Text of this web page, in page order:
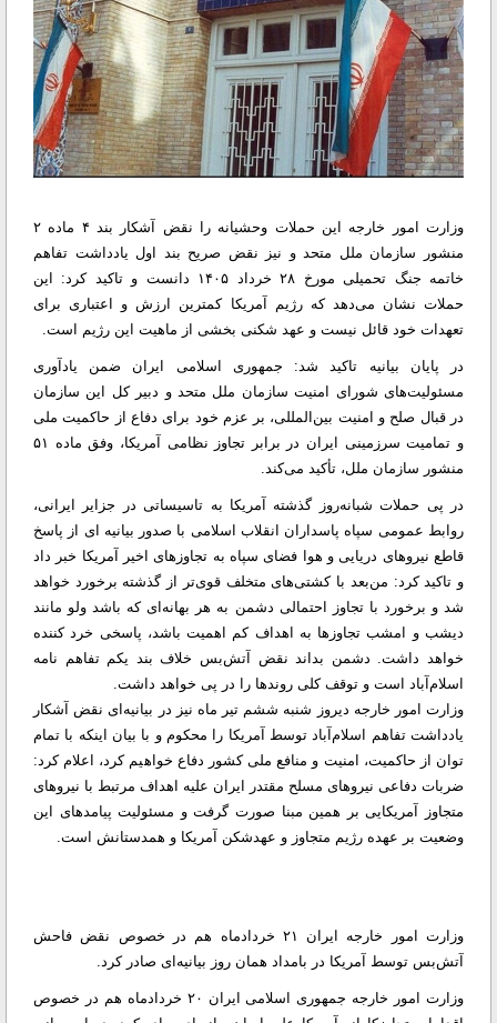
وزارت امور خارجه این حملات وحشیانه را نقض آشکار بند ۴ ماده ۲
منشور سازمان ملل متحد و نیز نقض صریح بند اول یادداشت تفاهم
خاتمه جنگ تحمیلی مورخ ۲۸ خرداد ۱۴۰۵ دانست و تاکید کرد: این
حملات نشان می‌دهد که رژیم آمریکا کمترین ارزش و اعتباری برای
تعهدات خود قائل نیست و عهد شکنی بخشی از ماهیت این رژیم است.
در پایان بیانیه تاکید شد: جمهوری اسلامی ایران ضمن یادآوری
مسئولیت‌های شورای امنیت سازمان ملل متحد و دبیر کل این سازمان
در قبال صلح و امنیت بین‌المللی، بر عزم خود برای دفاع از حاکمیت ملی
و تمامیت سرزمینی ایران در برابر تجاوز نظامی آمریکا، وفق ماده ۵۱
منشور سازمان ملل، تأکید می‌کند.
در پی حملات شبانه‌روز گذشته آمریکا به تاسیساتی در جزایر ایرانی،
روابط عمومی سپاه پاسداران انقلاب اسلامی با صدور بیانیه ای از پاسخ
قاطع نیروهای دریایی و هوا فضای سپاه به تجاوزهای اخیر آمریکا خبر داد
و تاکید کرد: من‌بعد با کشتی‌های متخلف قوی‌تر از گذشته برخورد خواهد
شد و برخورد با تجاوز احتمالی دشمن به هر بهانه‌ای که باشد ولو مانند
دیشب و امشب تجاوزها به اهداف کم اهمیت باشد، پاسخی خرد کننده
خواهد داشت. دشمن بداند نقض آتش‌بس خلاف بند یکم تفاهم نامه
اسلام‌آباد است و توقف کلی روندها را در پی خواهد داشت.
وزارت امور خارجه دیروز شنبه ششم تیر ماه نیز در بیانیه‌ای نقض آشکار
یادداشت تفاهم اسلام‌آباد توسط آمریکا را محکوم و با بیان اینکه با تمام
توان از حاکمیت، امنیت و منافع ملی کشور دفاع خواهیم کرد، اعلام کرد:
ضربات دفاعی نیروهای مسلح مقتدر ایران علیه اهداف مرتبط با نیروهای
متجاوز آمریکایی بر همین مبنا صورت گرفت و مسئولیت پیامدهای این
وضعیت بر عهده رژیم متجاوز و عهدشکن آمریکا و همدستانش است.
وزارت امور خارجه ایران ۲۱ خردادماه هم در خصوص نقض فاحش
آتش‌بس توسط آمریکا در بامداد همان روز بیانیه‌ای صادر کرد.
وزارت امور خارجه جمهوری اسلامی ایران ۲۰ خردادماه هم در خصوص